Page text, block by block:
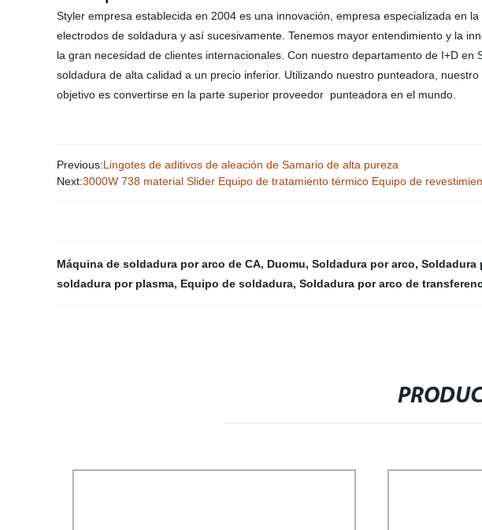
Styler empresa establecida en 2004 es una innovación, empresa especializada en
electrodos de soldadura y así sucesivamente. Tenemos mayor entendimiento y la
la gran necesidad de clientes internacionales. Con nuestro departamento de I+D
soldadura de alta calidad a un precio inferior. Utilizando nuestro punteadora,
objetivo es convertirse en la parte superior proveedor punteadora en el mundo.
Previous:Lingotes de aditivos de aleación de Samario de alta pureza
Next:3000W 738 material Slider Equipo de tratamiento térmico Equipo de
Máquina de soldadura por arco de CA, Duomu, Soldadura por arco, Soldadura
soldadura por plasma, Equipo de soldadura, Soldadura por arco de